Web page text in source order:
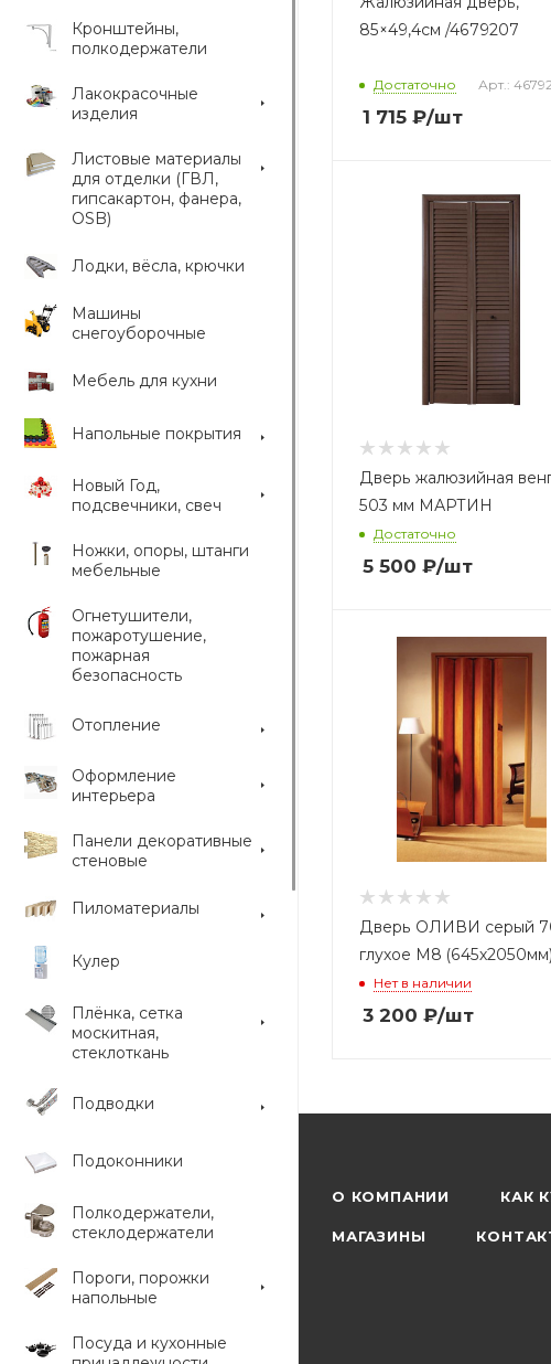
Кронштейны,
полкодержатели
Лакокрасочные
изделия
Листовые материалы
для отделки (ГВЛ,
гипсакартон, фанера,
OSB)
Лодки, вёсла, крючки
Машины
снегоуборочные
Мебель для кухни
Напольные покрытия
Новый Год,
подсвечники, свеч
Ножки, опоры, штанги
мебельные
Огнетушители,
пожаротушение,
пожарная
безопасность
Отопление
Оформление
интерьера
Панели декоративные
стеновые
Пиломатериалы
Кулер
Плёнка, сетка
москитная,
стеклоткань
Подводки
Подоконники
Полкодержатели,
стеклодержатели
Пороги, порожки
напольные
Посуда и кухонные
85×49,4см /4679207
Достаточно Арт.:
1 715 ₽/шт
Дверь жалюзийная
503 мм МАРТИН
Достаточно
5 500 ₽/шт
Дверь ОЛИВИ серый
глухое М8 (645х2050мм)
Нет в наличии
3 200 ₽/шт
О КОМПАНИИ КАК
МАГАЗИНЫ